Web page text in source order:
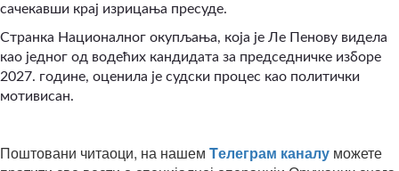
сачекавши крај изрицања пресуде.
Странка Националног окупљања, која је Ле Пенову видела
као једног од водећих кандидата за председничке изборе
2027. године, оценила је судски процес као политички
мотивисан.
Поштовани читаоци, на нашем Tелеграм каналу можете